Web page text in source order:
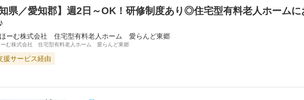
知県／愛知郡】週2日～OK！研修制度あり◎住宅型有料老人ホーム
ーむ株式会社 住宅型有料老人ホーム 愛らんど東郷
ーむ株式会社 住宅型有料老人ホーム 愛らんど東郷
援サービス経由